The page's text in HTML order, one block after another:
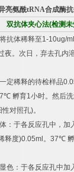
亮氨酰tRNA合成酶
双抗体夹心法(检测
抗体稀释至1-10ug/ml
夜。次日，弃去孔内
定稀释的待检样品
℃ 孵育1小时。然后
性对照孔)。
：于各反应孔中，加
释度)0.05ml 。 37℃
色：于各反应孔中加